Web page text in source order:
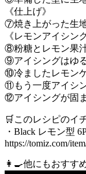
《仕上げ》
⑦焼き上がった生
《レモンアイシング
⑧粉糖とレモン果
⑨アイシングはゆ
⑩冷ましたレモン
⑪もう一度アイシ
⑫アイシングが固
🛒このレシピのイ
・Black レモン型
https://tomiz.com/
👩‍🍳他にもおすす